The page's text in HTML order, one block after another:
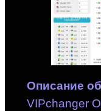
Описание
VIPchanger